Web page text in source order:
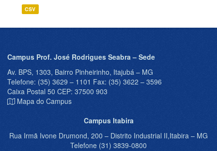
CSV
Campus Prof. José Rodrigues Seabra – Sede
Av. BPS, 1303, Bairro Pinheirinho, Itajubá – MG
Telefone: (35) 3629 – 1101 Fax: (35) 3622 – 3596
Caixa Postal 50 CEP: 37500 903
Mapa do Campus
Campus Itabira
Rua Irmã Ivone Drumond, 200 – Distrito Industrial II,Itabira – MG
Telefone (31) 3839-0800